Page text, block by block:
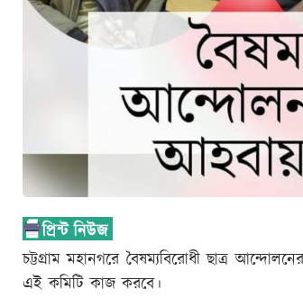
চট্টগ্রাম মহানগরে বৈষম্যবিরোধী ছাত্র
এই কমিটি কাজ করবে।